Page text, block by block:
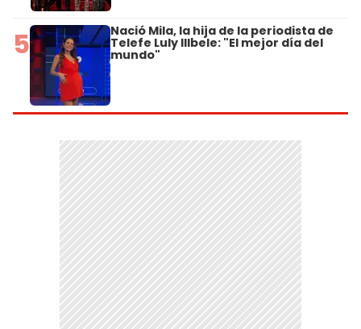
5 Nació Mila, la hija de la periodista de
Telefe Luly Illbele: "El mejor día del
mundo"